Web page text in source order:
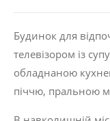
Будинок для
телевізором із
обладнаною
піччю, пральною